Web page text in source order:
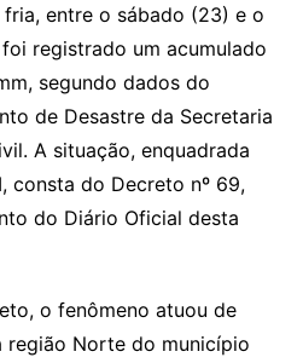
entre o sábado (23) e o
registrado um acumulado
segundo dados do
de Desastre da Secretaria
A situação, enquadrada
consta do Decreto nº 69,
do Diário Oficial desta
o fenômeno atuou de
região Norte do município